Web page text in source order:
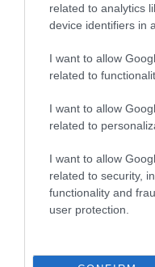
related to analytics
device identifiers in
I want to allow
related to
I want to allow
related to
I want to allow
related to security,
functionality and
user protection.
ΠΟΛΙΤΙΚΗ
Τσίπρας: Στις 2
παρουσίαση του
προγράμματος
Θεσσαλονίκη
"Για την Δίκαιη
την επανίδρυση του